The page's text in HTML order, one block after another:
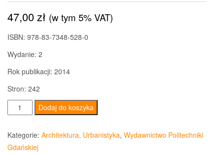
47,00zł (w tym 5% VAT)
ISBN: 978-83-7348-528-0
Wydanie: 2
Rok publikacji: 2014
Stron: 242
ilość
Kształtowanie
mikrośrodowiska
jako
Dodaj do koszyka
Kategorie: Architektura, Urbanistyka, Wydawnictwo Politechniki
Gdańskiej